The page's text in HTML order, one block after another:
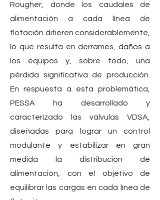
Rougher, donde los caudales de
alimentación a cada línea de
flotación difieren considerablemente,
lo que resulta en derrames, daños a
los equipos y, sobre todo, una
pérdida significativa de producción.
En respuesta a esta problemática,
PESSA ha desarrollado y
caracterizado las válvulas VDSA,
diseñadas para lograr un control
modulante y estabilizar en gran
medida la distribución de
alimentación, con el objetivo de
equilibrar las cargas en cada línea de